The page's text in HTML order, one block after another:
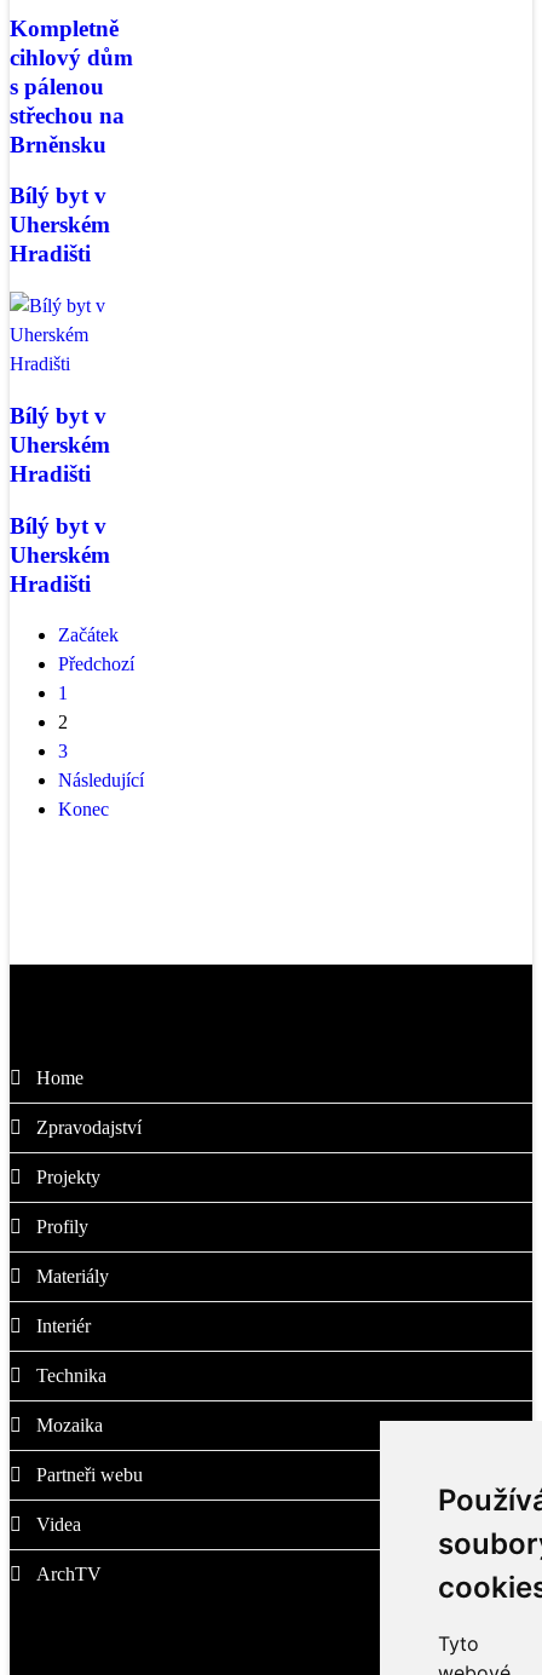
Tyto
Kompletně
cihlový dům
s pálenou
střechou na
Brněnsku
Bílý byt v
Uherském
Hradišti
Bílý byt v
Uherském
Hradišti
Bílý byt v
Uherském
Hradišti
Začátek
Předchozí
1
2
3
Následující
Konec
Home
Zpravodajství
Projekty
Profily
Materiály
Interiér
Technika
Mozaika
Partneři webu
Videa
ArchTV